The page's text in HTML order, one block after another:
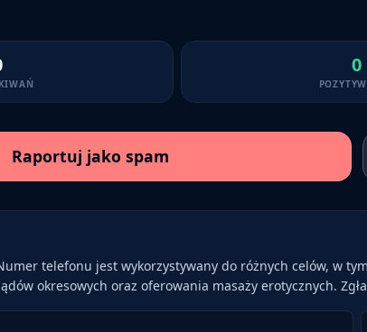
0
Raportuj jako spam
telefonu jest wykorzystywany do różnych celów, w
okresowych oraz oferowania masaży erotycznych.